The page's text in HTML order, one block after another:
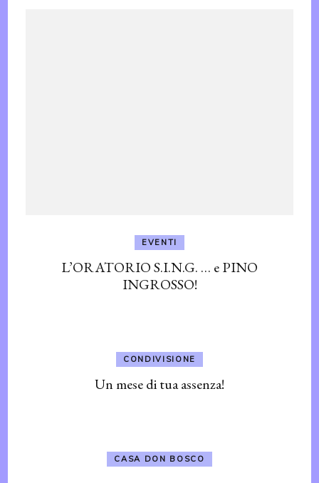
EVENTI
L’ORATORIO S.I.N.G. … e PINO
INGROSSO!
CONDIVISIONE
Un mese di tua assenza!
CASA DON BOSCO